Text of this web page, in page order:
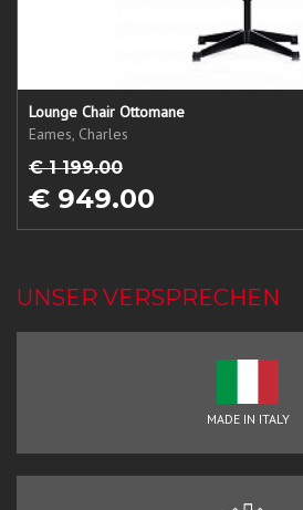
Lounge Chair Ottomane
Eames, Charles
€ 1 199.00
€ 949.00
UNSER VERSPRECHEN
MADE IN ITALY